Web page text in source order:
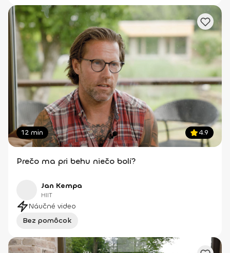
12 min 4.9
Prečo ma pri behu niečo bolí?
Jan Kempa
HIIT
Náučné video
Bez pomôcok